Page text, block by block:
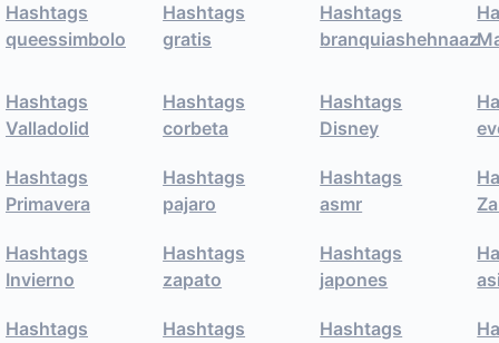
Hashtags
queessimbolo
Hashtags
gratis
Hashtags
branquiashehnaaz
Hashtags
Valladolid
Hashtags
corbeta
Hashtags
Disney
Hashtags
Primavera
Hashtags
pajaro
Hashtags
asmr
Hashtags
Invierno
Hashtags
zapato
Hashtags
japones
Hashtags
Hashtags
Hashtags